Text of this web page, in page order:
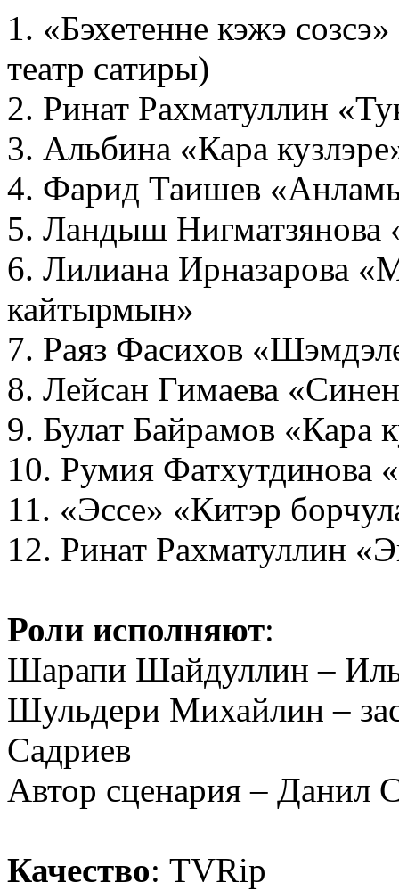
1. «Бэхетенне кэжэ
театр сатиры)
2. Ринат Рахматуллин
3. Альбина «Кара
4. Фарид Таишев
5. Ландыш
6. Лилиана Ирназарова
кайтырмын»
7. Раяз Фасихов
8. Лейсан Гимаева
9. Булат Байрамов «Кара
10. Румия
11. «Эссе» «Китэр
12. Ринат Рахматуллин
Роли исполняют:
Шарапи Шайдуллин –
Шульдери Михайлин –
Садриев
Автор сценария – Данил
Качество: TVRip